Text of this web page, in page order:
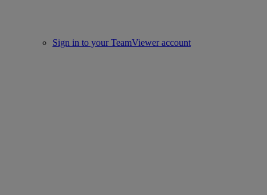
Sign in to your TeamViewer account